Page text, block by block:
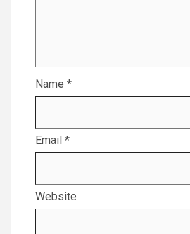
Name *
Email *
Website